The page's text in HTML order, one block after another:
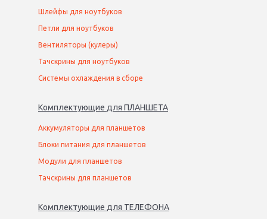
Шлейфы для ноутбуков
Петли для ноутбуков
Вентиляторы (кулеры)
Тачскрины для ноутбуков
Системы охлаждения в сборе
Комплектующие для ПЛАНШЕТА
Аккумуляторы для планшетов
Блоки питания для планшетов
Модули для планшетов
Тачскрины для планшетов
Комплектующие для ТЕЛЕФОНА